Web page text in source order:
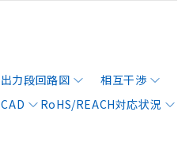
出力段回路図
相互干渉
CAD
RoHS/REACH対応状況